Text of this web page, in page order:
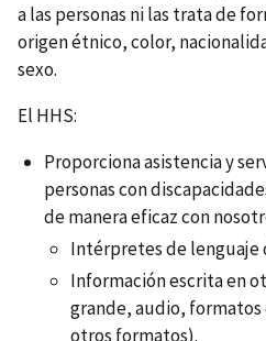
a las personas ni las trata de
origen étnico, color,
sexo.
El HHS:
Proporciona asistencia y
personas con
de manera eficaz con
Intérpretes de lenguaje
Información escrita en
grande, audio,
otros formatos).